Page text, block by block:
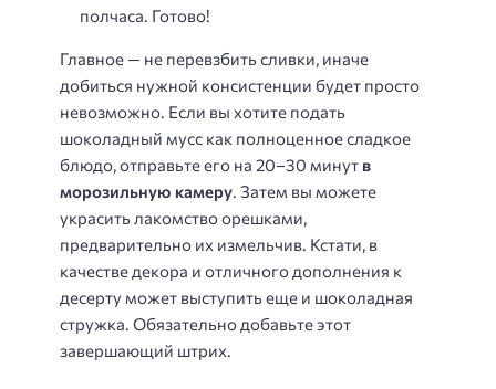
полчаса. Готово!
Главное — не перевзбить сливки, иначе
добиться нужной консистенции будет просто
невозможно. Если вы хотите подать
шоколадный мусс как полноценное сладкое
блюдо, отправьте его на 20–30 минут в
морозильную камеру. Затем вы можете
украсить лакомство орешками,
предварительно их измельчив. Кстати, в
качестве декора и отличного дополнения к
десерту может выступить еще и шоколадная
стружка. Обязательно добавьте этот
завершающий штрих.